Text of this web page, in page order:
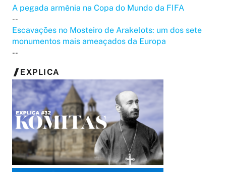
A pegada armênia na Copa do Mundo da FIFA
--
Escavações no Mosteiro de Arakelots: um dos sete
monumentos mais ameaçados da Europa
--
EXPLICA